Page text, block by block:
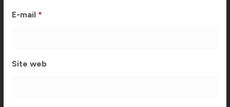
E-mail *
Site web